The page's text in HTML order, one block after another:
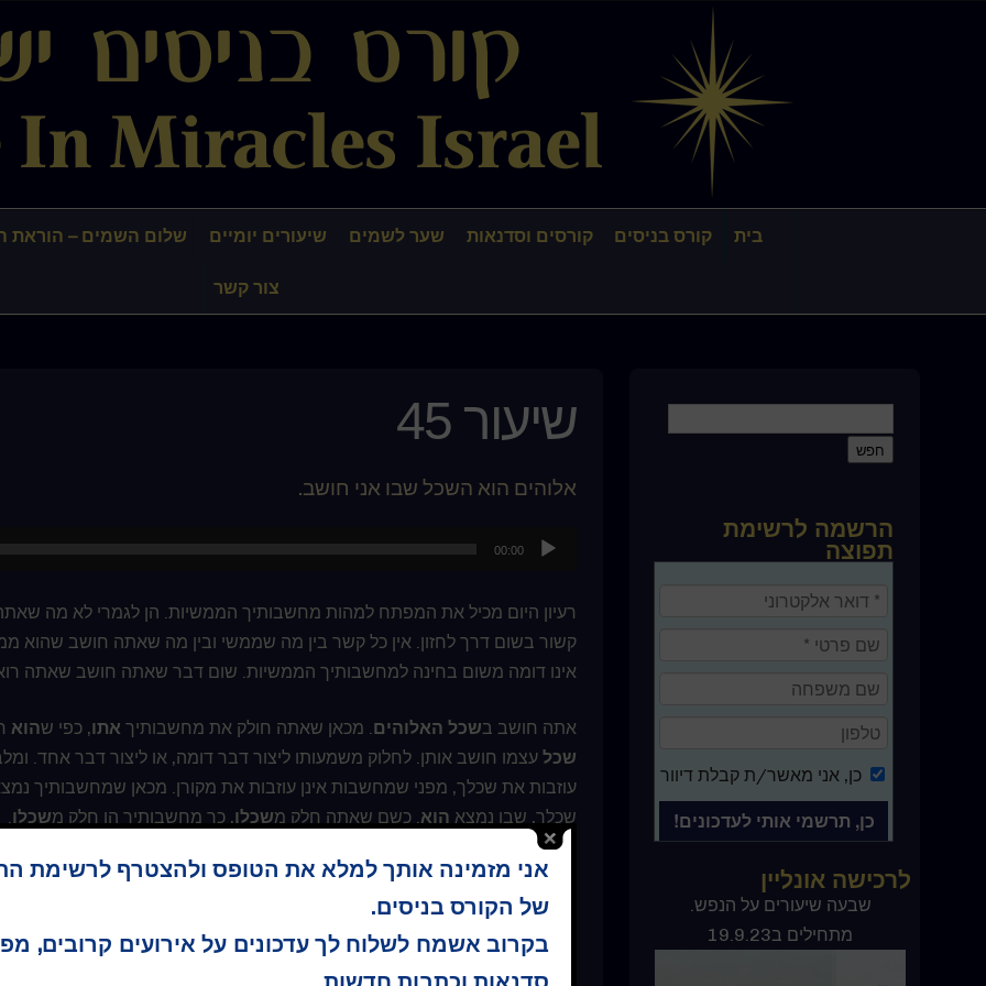
בית קורס בניסים קורסים וסדנאות שער לשמים שיעורים יומיים שלום השמים – הוראת
צור קשר
שיעור 45
אלוהים הוא השכל שבו אני חושב.
00:00
רעיון היום מכיל את המפתח למהות מחשבותיך הממשיות. הן לגמרי לא מה
קשור בשום דרך לחזון. אין כל קשר בין מה שממשי ובין מה שאתה חושב
אינו דומה משום בחינה למחשבותיך הממשיות. שום דבר שאתה חושב שאתה רואה
אתה חושב בשכל האלוהים. מכאן שאתה חולק את מחשבותיך אתו, כפי שהוא
שכל עצמו חושב אותן. לחלוק משמעותו ליצור דבר דומה, או ליצור דבר אחד.
עוזבות את שכלך, מפני שמחשבות אינן עוזבות את מקורן. מכאן שמחשבותיך
שכלך, שבו נמצא הוא. כשם שאתה חלק משכלו, כך מחשבותיך הן חלק משכלו.
היכן איפוא נמצאות מחשבותיך הממשיות? היום ננסה להגיע אליהן. נצטרך
בהכרח, משום שלא ייתכן שעזבו את מקורן. מה ש
חושב אותו
שלושת תרגילי היום בני חמש הדקות יהיו בעלי אותה צורה כללית שבה
הרשמה לרשימת
תפוצה
כן, אני מאשר/ת קבלת דיוור
לרכישה אונליין
שבעה שיעורים על הנפש.
מתחילים ב19.9.23
ספר קורס בניסים
אני מזמינה אותך למלא את הטופס ולהצטרף לרשימת
של הקורס בניסים.
בקרוב אשמח לשלוח לך עדכונים על אירועים קרובים,